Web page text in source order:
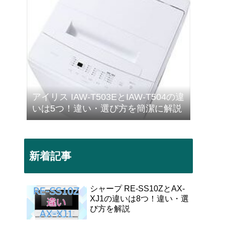
アイリス IAW-T503EとIAW-T504の違
いは5つ！違い・選び方を簡潔に解説
新着記事
シャープ RE-SS10ZとAX-
XJ1の違いは8つ！違い・選
び方を解説